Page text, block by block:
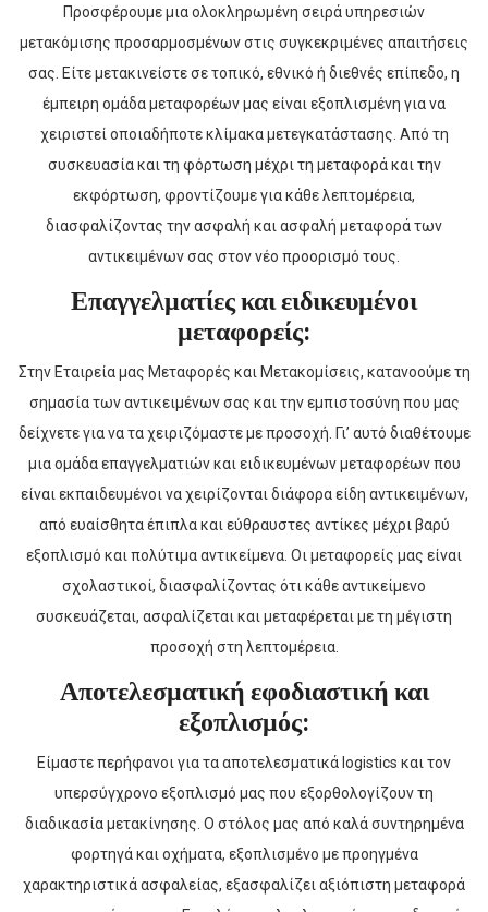
Προσφέρουμε μια ολοκληρωμένη σειρά υπηρεσιών
μετακόμισης προσαρμοσμένων στις συγκεκριμένες απαιτήσεις
σας. Είτε μετακινείστε σε τοπικό, εθνικό ή διεθνές επίπεδο, η
έμπειρη ομάδα μεταφορέων μας είναι εξοπλισμένη για να
χειριστεί οποιαδήποτε κλίμακα μετεγκατάστασης. Από τη
συσκευασία και τη φόρτωση μέχρι τη μεταφορά και την
εκφόρτωση, φροντίζουμε για κάθε λεπτομέρεια,
διασφαλίζοντας την ασφαλή και ασφαλή μεταφορά των
αντικειμένων σας στον νέο προορισμό τους.
Επαγγελματίες και ειδικευμένοι
μεταφορείς:
Στην Εταιρεία μας Μεταφορές και Μετακομίσεις, κατανοούμε τη
σημασία των αντικειμένων σας και την εμπιστοσύνη που μας
δείχνετε για να τα χειριζόμαστε με προσοχή. Γι’ αυτό διαθέτουμε
μια ομάδα επαγγελματιών και ειδικευμένων μεταφορέων που
είναι εκπαιδευμένοι να χειρίζονται διάφορα είδη αντικειμένων,
από ευαίσθητα έπιπλα και εύθραυστες αντίκες μέχρι βαρύ
εξοπλισμό και πολύτιμα αντικείμενα. Οι μεταφορείς μας είναι
σχολαστικοί, διασφαλίζοντας ότι κάθε αντικείμενο
συσκευάζεται, ασφαλίζεται και μεταφέρεται με τη μέγιστη
προσοχή στη λεπτομέρεια.
Αποτελεσματική εφοδιαστική και
εξοπλισμός:
Είμαστε περήφανοι για τα αποτελεσματικά logistics και τον
υπερσύγχρονο εξοπλισμό μας που εξορθολογίζουν τη
διαδικασία μετακίνησης. Ο στόλος μας από καλά συντηρημένα
φορτηγά και οχήματα, εξοπλισμένο με προηγμένα
χαρακτηριστικά ασφαλείας, εξασφαλίζει αξιόπιστη μεταφορά